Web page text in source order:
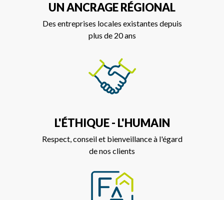
UN ANCRAGE RÉGIONAL
Des entreprises locales existantes depuis
plus de 20 ans
L'ÉTHIQUE - L'HUMAIN
Respect, conseil et bienveillance à l'égard
de nos clients